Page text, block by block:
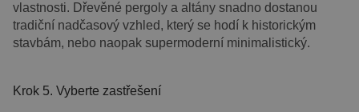
vlastnosti. Dřevěné pergoly a altány snadno dostanou
tradiční nadčasový vzhled, který se hodí k historickým
stavbám, nebo naopak supermoderní minimalistický.
Krok 5. Vyberte zastřešení